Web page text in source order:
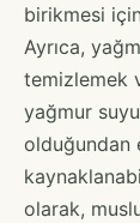
birikmesi
Ayrıca,
temizlemek
yağmur
olduğundan
olarak,